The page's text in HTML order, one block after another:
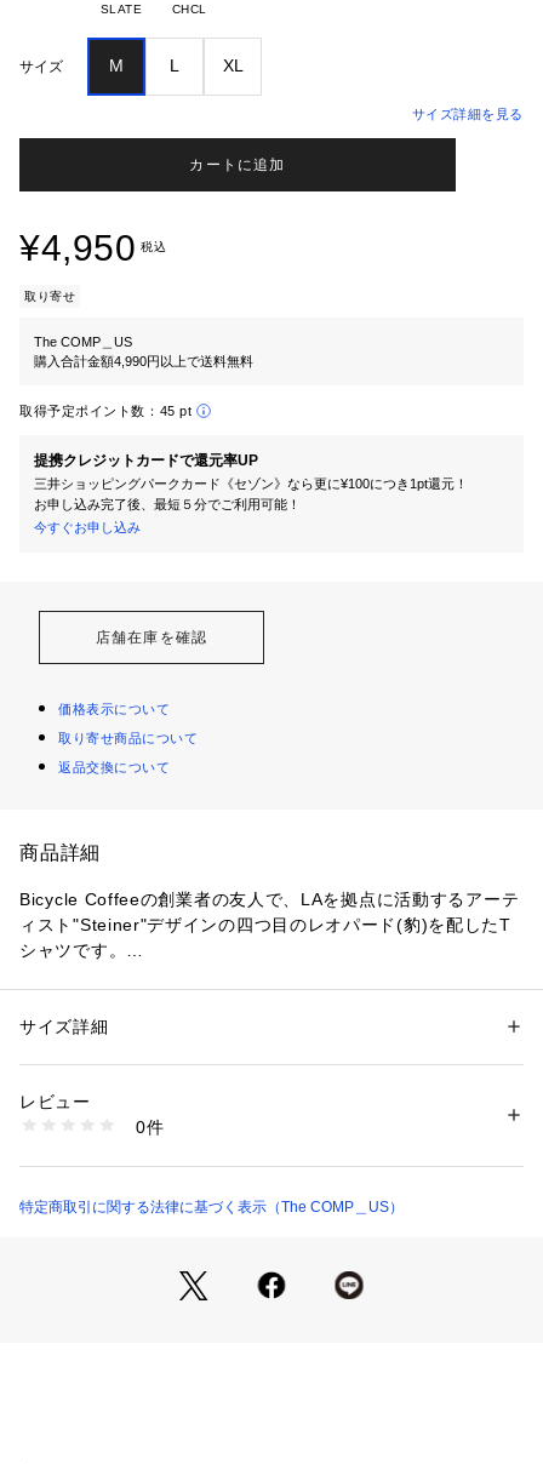
SLATE CHCL
サイズ M L XL
サイズ詳細を見る
カートに追加
¥4,950 税込
取り寄せ
The COMP＿US
購入合計金額4,990円以上で送料無料
取得予定ポイント数： 45 pt
提携クレジットカードで還元率UP
三井ショッピングパークカード《セゾン》なら更に¥100につき1pt還元！
お申し込み完了後、最短５分でご利用可能！
今すぐお申し込み
店舗在庫を確認
価格表示について
取り寄せ商品について
返品交換について
商品詳細
Bicycle Coffeeの創業者の友人で、LAを拠点に活動するアーテ
ィスト"Steiner"デザインの四つ目のレオパード(豹)を配したT
シャツです。
旧Bicycle Coffee HQのシャッターにはこのアートワークの作
性別：レディース
素材：Cotton 100%
商品番号：
BC2403 （ショップ）
サイズ詳細
レビュー
0件
特定商取引に関する法律に基づく表示（The COMP＿US）